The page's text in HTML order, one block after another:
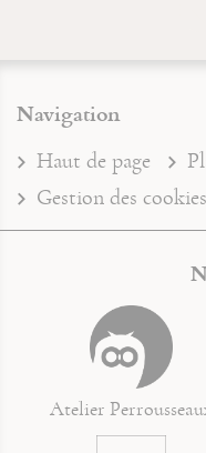
Navigation
Haut de page
Gestion des cookies
Atelier